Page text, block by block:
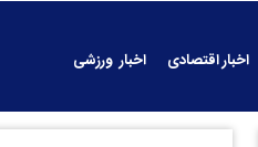
اخبار اقتصادی
اخبار ورزشی